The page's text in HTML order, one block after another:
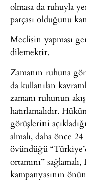
olmasa da ruhuyla
parçası olduğunu
Meclisin yapması
dilemektir.
Zamanın ruhuna
da kullanılan
zamanı ruhunun
hatırlamalıdır.
görüşlerini
almalı, daha önce
övündüğü
ortamını”
kampanyasının